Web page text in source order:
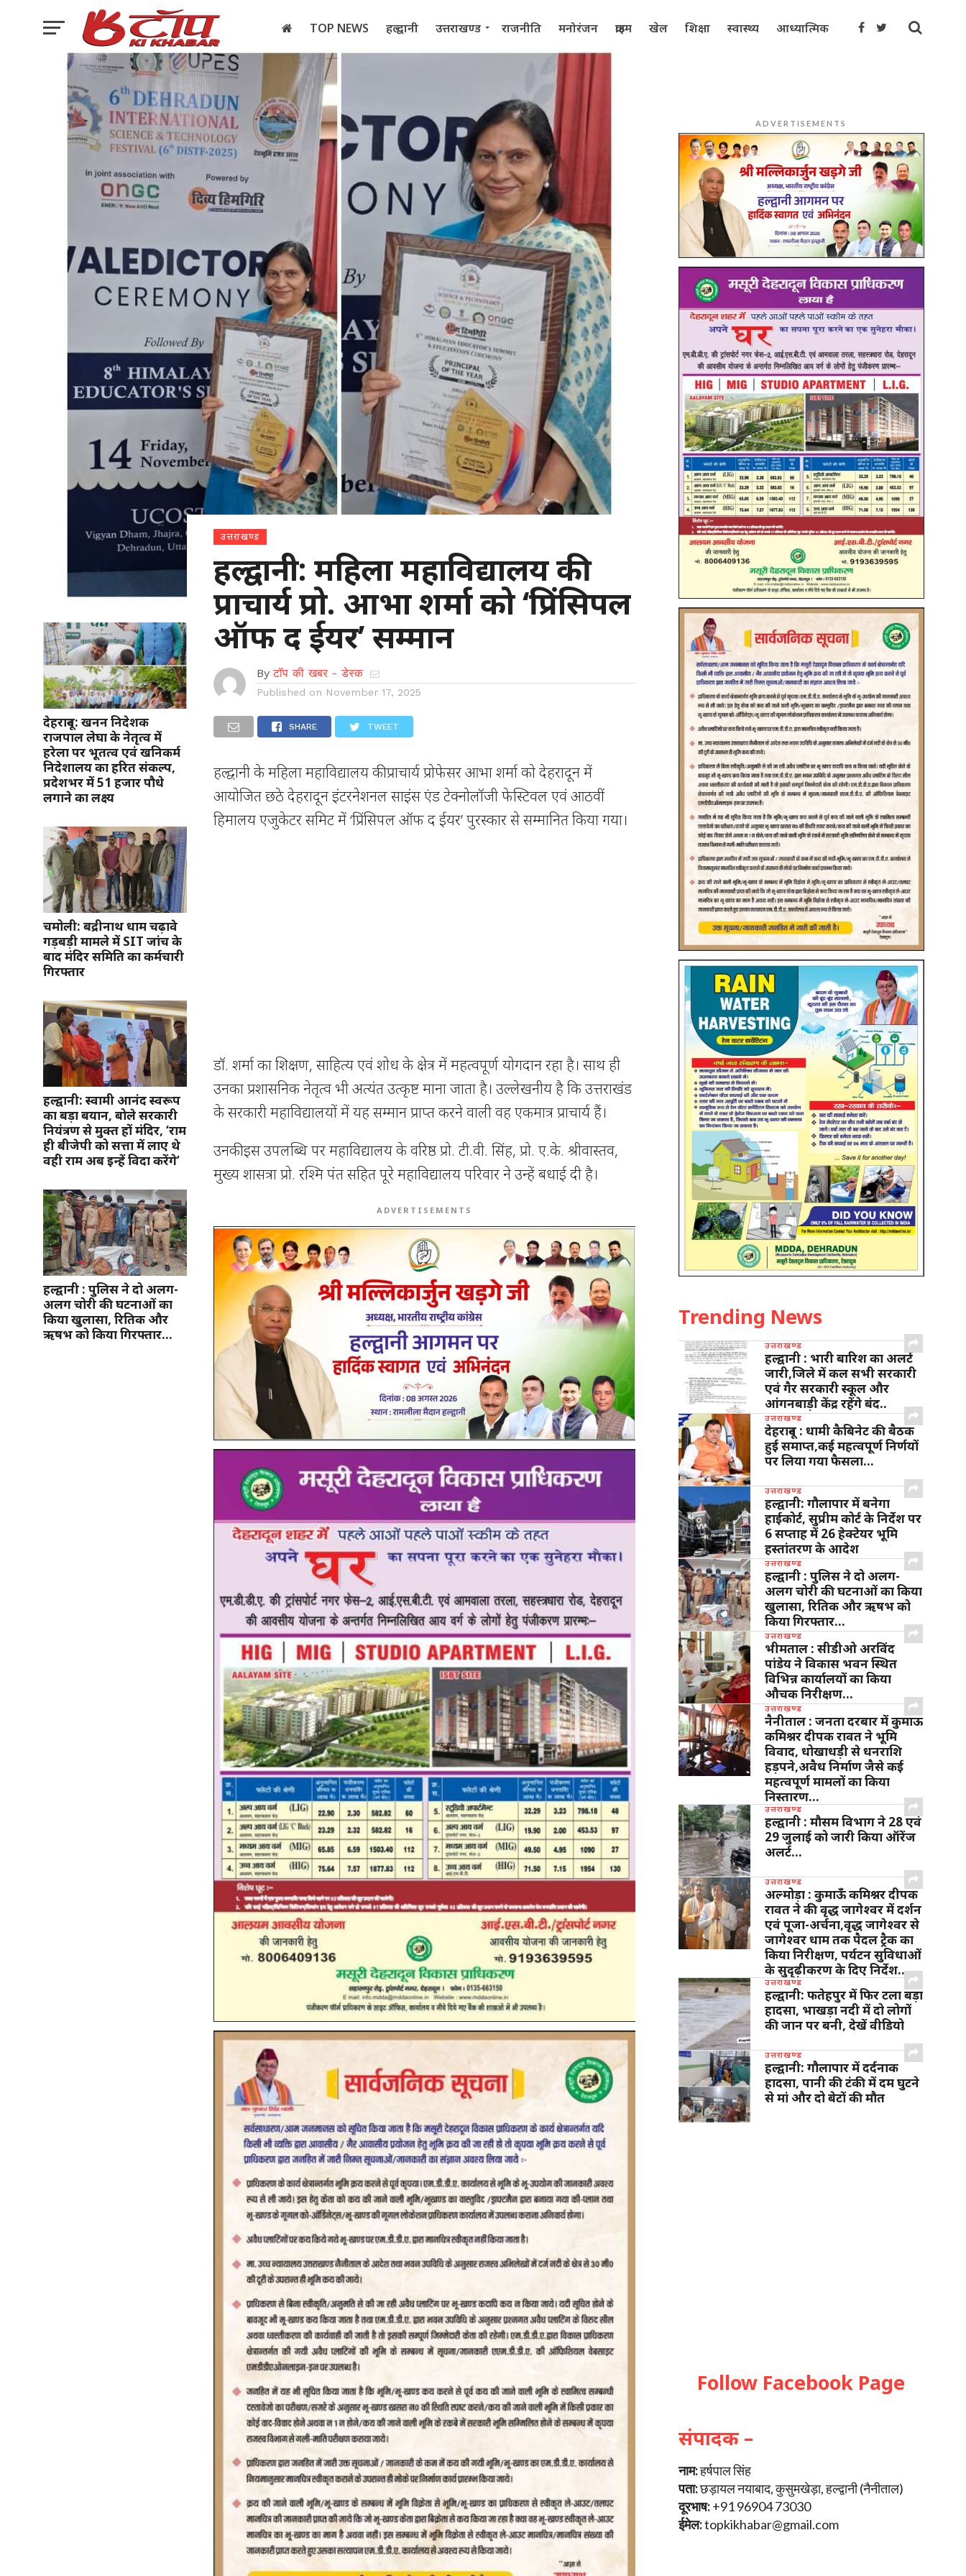
TOP NEWS हल्द्वानी उत्तराखण्ड राजनीति मनोरंजन क्राइम खेल शिक्षा स्वास्थ्य आध्यात्मिक
इलेक्शन 2022
देहरादून: खनन निदेशक
राजपाल लेघा के नेतृत्व में
हरेला पर भूतत्व एवं खनिकर्म
निदेशालय का हरित संकल्प,
प्रदेशभर में 51 हजार पौधे
लगाने का लक्ष्य
चमोली: बद्रीनाथ धाम चढ़ावे
गड़बड़ी मामले में SIT जांच के
बाद मंदिर समिति का कर्मचारी
गिरफ्तार
हल्द्वानी: स्वामी आनंद स्वरूप
का बड़ा बयान, बोले सरकारी
नियंत्रण से मुक्त हों मंदिर, ‘राम
ही बीजेपी को सत्ता में लाए थे
वही राम अब इन्हें विदा करेंगे’
हल्द्वानी : पुलिस ने दो अलग-
अलग चोरी की घटनाओं का
किया खुलासा, रितिक और
ऋषभ को किया गिरफ्तार…
उत्तराखण्ड
हल्द्वानी: महिला महाविद्यालय की
प्राचार्य प्रो. आभा शर्मा को ‘प्रिंसिपल
ऑफ द ईयर’ सम्मान
By टॉप की खबर - डेस्क
Published on November 17, 2025
SHARE TWEET
हल्द्वानी के महिला महाविद्यालय की प्राचार्य प्रोफेसर आभा शर्मा को देहरादून में
आयोजित छठे देहरादून इंटरनेशनल साइंस एंड टेक्नोलॉजी फेस्टिवल एवं आठवीं
हिमालय एजुकेटर समिट में ‘प्रिंसिपल ऑफ द ईयर’ पुरस्कार से सम्मानित किया गया।
डॉ. शर्मा का शिक्षण, साहित्य एवं शोध के क्षेत्र में महत्वपूर्ण योगदान रहा है। साथ ही
उनका प्रशासनिक नेतृत्व भी अत्यंत उत्कृष्ट माना जाता है। उल्लेखनीय है कि उत्तराखंड
के सरकारी महाविद्यालयों में यह सम्मान प्राप्त करने वाली वह एकमात्र प्राचार्य हैं।
उनकी इस उपलब्धि पर महाविद्यालय के वरिष्ठ प्रो. टी.वी. सिंह, प्रो. ए.के. श्रीवास्तव,
मुख्य शासत्रा प्रो. रश्मि पंत सहित पूरे महाविद्यालय परिवार ने उन्हें बधाई दी है।
ADVERTISEMENTS
ADVERTISEMENTS
Trending News
उत्तराखण्ड
हल्द्वानी : भारी बारिश का अलर्ट
जारी,जिले में कल सभी सरकारी
एवं गैर सरकारी स्कूल और
आंगनबाड़ी केंद्र रहेंगे बंद..
उत्तराखण्ड
देहरादून : धामी कैबिनेट की बैठक
हुई समाप्त,कई महत्वपूर्ण निर्णयों
पर लिया गया फैसला…
उत्तराखण्ड
हल्द्वानी: गौलापार में बनेगा
हाईकोर्ट, सुप्रीम कोर्ट के निर्देश पर
6 सप्ताह में 26 हेक्टेयर भूमि
हस्तांतरण के आदेश
उत्तराखण्ड
हल्द्वानी : पुलिस ने दो अलग-
अलग चोरी की घटनाओं का किया
खुलासा, रितिक और ऋषभ को
किया गिरफ्तार…
उत्तराखण्ड
भीमताल : सीडीओ अरविंद
पांडेय ने विकास भवन स्थित
विभिन्न कार्यालयों का किया
औचक निरीक्षण…
उत्तराखण्ड
नैनीताल : जनता दरबार में कुमाऊ
कमिश्नर दीपक रावत ने भूमि
विवाद, धोखाधड़ी से धनराशि
हड़पने,अवैध निर्माण जैसे कई
महत्वपूर्ण मामलों का किया
निस्तारण…
उत्तराखण्ड
हल्द्वानी : मौसम विभाग ने 28 एवं
29 जुलाई को जारी किया ऑरेंज
अलर्ट…
उत्तराखण्ड
अल्मोड़ा : कुमाऊँ कमिश्नर दीपक
रावत ने की वृद्ध जागेश्वर में दर्शन
एवं पूजा-अर्चना,वृद्ध जागेश्वर से
जागेश्वर धाम तक पैदल ट्रैक का
किया निरीक्षण, पर्यटन सुविधाओं
के सुदृढ़ीकरण के दिए निर्देश…
उत्तराखण्ड
हल्द्वानी: फतेहपुर में फिर टला बड़ा
हादसा, भाखड़ा नदी में दो लोगों
की जान पर बनी, देखें वीडियो
उत्तराखण्ड
हल्द्वानी: गौलापार में दर्दनाक
हादसा, पानी की टंकी में दम घुटने
से मां और दो बेटों की मौत
Follow Facebook Page
संपादक –
नाम:हर्षपाल सिंह
पता:छड़ायल नयाबाद, कुसुमखेड़ा, हल्द्वानी (नैनीताल)
दूरभाष:+91 96904 73030
ईमेल:topkikhabar@gmail.com